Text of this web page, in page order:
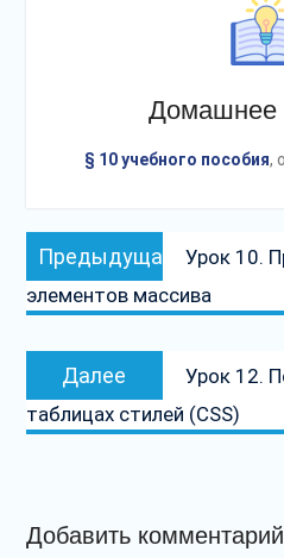
Домашнее
§ 10 учебного пособия,
Навигация
по
записям
Предыдущая
запись:
Урок 10.
элементов массива
Далее
запись:
Урок 12.
таблицах стилей (CSS)
Добавить комментарий